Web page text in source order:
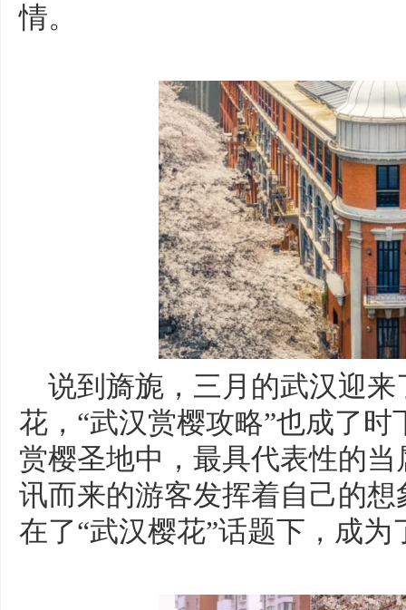
情。
说到旖旎，三月的武汉迎
花，“武汉赏樱攻略”也成了
赏樱圣地中，最具代表性的
讯而来的游客发挥着自己的
在了“武汉樱花”话题下，成